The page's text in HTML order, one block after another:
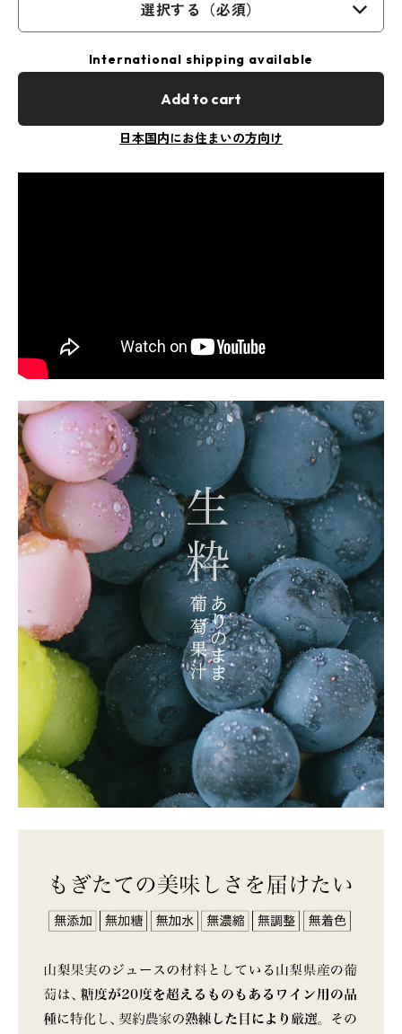
選択する（必須）
International shipping available
Add to cart
日本国内にお住まいの方向け